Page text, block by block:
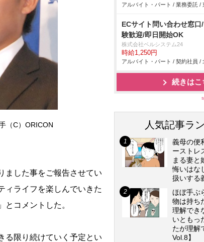
（C）ORICON
ました事をご報告させてい
ィライフを楽しんでいきた
コメントした。
る限り続けていく予定とい
アルバイト・パート / 業務委託 /
ECサイト問い合わせ窓
験歓迎/即日開始OK
株式会社ベルシステム24
時給1,250円
アルバイト・パート / 契約社員 /
続きはこ
人気記事ラ
義母の便
ーストレ
まる妻と
悔いはな
扱いする
ほぼ手ぶ
物は持ち
理解でき
いともっ
たが理解
Vol.8】